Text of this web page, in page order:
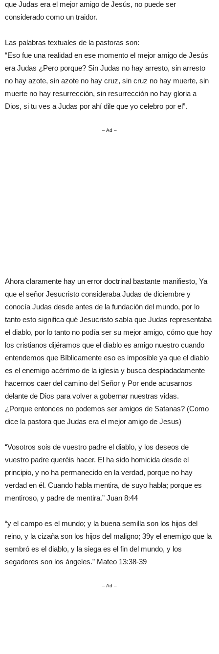
que Judas era el mejor amigo de Jesús, no puede ser
considerado como un traidor.
Las palabras textuales de la pastoras son:
“Eso fue una realidad en ese momento el mejor amigo de Jesús
era Judas ¿Pero porque? Sin Judas no hay arresto, sin arresto
no hay azote, sin azote no hay cruz, sin cruz no hay muerte, sin
muerte no hay resurrección, sin resurrección no hay gloria a
Dios, si tu ves a Judas por ahí dile que yo celebro por el”.
– Ad –
Ahora claramente hay un error doctrinal bastante manifiesto, Ya
que el señor Jesucristo consideraba Judas de diciembre y
conocía Judas desde antes de la fundación del mundo, por lo
tanto esto significa qué Jesucristo sabía que Judas representaba
el diablo, por lo tanto no podía ser su mejor amigo, cómo que hoy
los cristianos dijéramos que el diablo es amigo nuestro cuando
entendemos que Bíblicamente eso es imposible ya que el diablo
es el enemigo acérrimo de la iglesia y busca despiadadamente
hacernos caer del camino del Señor y Por ende acusarnos
delante de Dios para volver a gobernar nuestras vidas.
¿Porque entonces no podemos ser amigos de Satanas? (Como
dice la pastora que Judas era el mejor amigo de Jesus)
“Vosotros sois de vuestro padre el diablo, y los deseos de
vuestro padre queréis hacer. El ha sido homicida desde el
principio, y no ha permanecido en la verdad, porque no hay
verdad en él. Cuando habla mentira, de suyo habla; porque es
mentiroso, y padre de mentira.” Juan 8:44
“y el campo es el mundo; y la buena semilla son los hijos del
reino, y la cizaña son los hijos del maligno; 39y el enemigo que la
sembró es el diablo, y la siega es el fin del mundo, y los
segadores son los ángeles.” Mateo 13:38-39
– Ad –